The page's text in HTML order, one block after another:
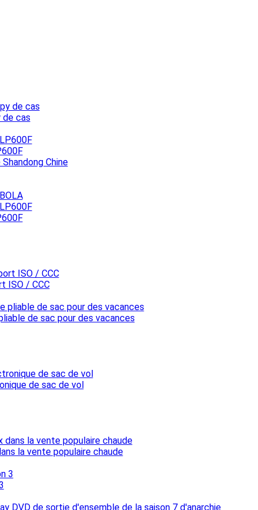
de cas
Chine
ISO / CCC
de sac pour des vacances
de sac de vol
la vente populaire chaude